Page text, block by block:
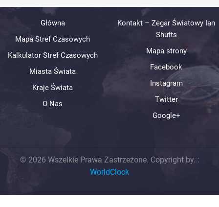
Główna
Mapa Stref Czasowych
Kalkulator Stref Czasowych
Miasta Świata
Kraje Świata
O Nas
Kontakt – Zegar Światowy Ian
Shutts
Mapa strony
Facebook
Instagram
Twitter
Google+
© 2026 Wszelkie Prawa Zastrzeżone. Copyright by. :
WorldClock